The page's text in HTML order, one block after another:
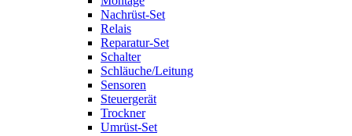
Nachrüst-Set
Relais
Reparatur-Set
Schalter
Schläuche/Leitung
Sensoren
Steuergerät
Trockner
Umrüst-Set